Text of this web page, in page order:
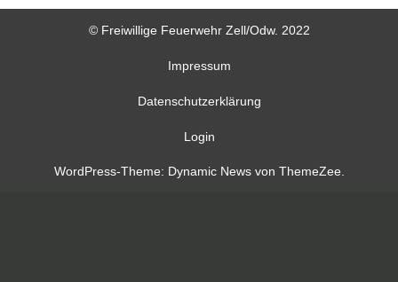
© Freiwillige Feuerwehr Zell/Odw. 2022
Impressum
Datenschutzerklärung
Login
WordPress-Theme: Dynamic News von ThemeZee.